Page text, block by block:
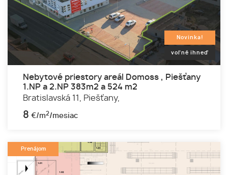
Novinka!
voľné ihneď
Nebytové priestory areál Domoss , Piešťany
1.NP a 2.NP 383m2 a 524 m2
Bratislavská 11,
Piešťany,
8 €/m2/mesiac
Prenájom